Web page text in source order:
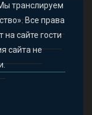
транслируем
Все права
сайте гости
сайта не